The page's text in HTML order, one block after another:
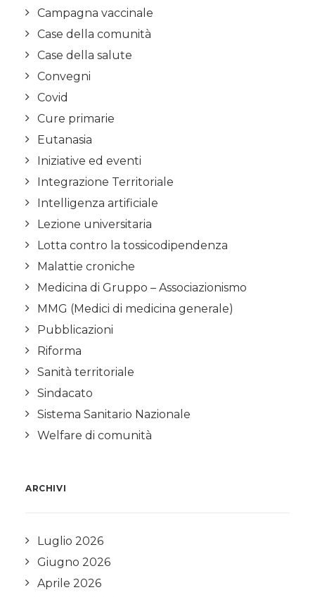
Campagna vaccinale
Case della comunità
Case della salute
Convegni
Covid
Cure primarie
Eutanasia
Iniziative ed eventi
Integrazione Territoriale
Intelligenza artificiale
Lezione universitaria
Lotta contro la tossicodipendenza
Malattie croniche
Medicina di Gruppo – Associazionismo
MMG (Medici di medicina generale)
Pubblicazioni
Riforma
Sanità territoriale
Sindacato
Sistema Sanitario Nazionale
Welfare di comunità
ARCHIVI
Luglio 2026
Giugno 2026
Aprile 2026